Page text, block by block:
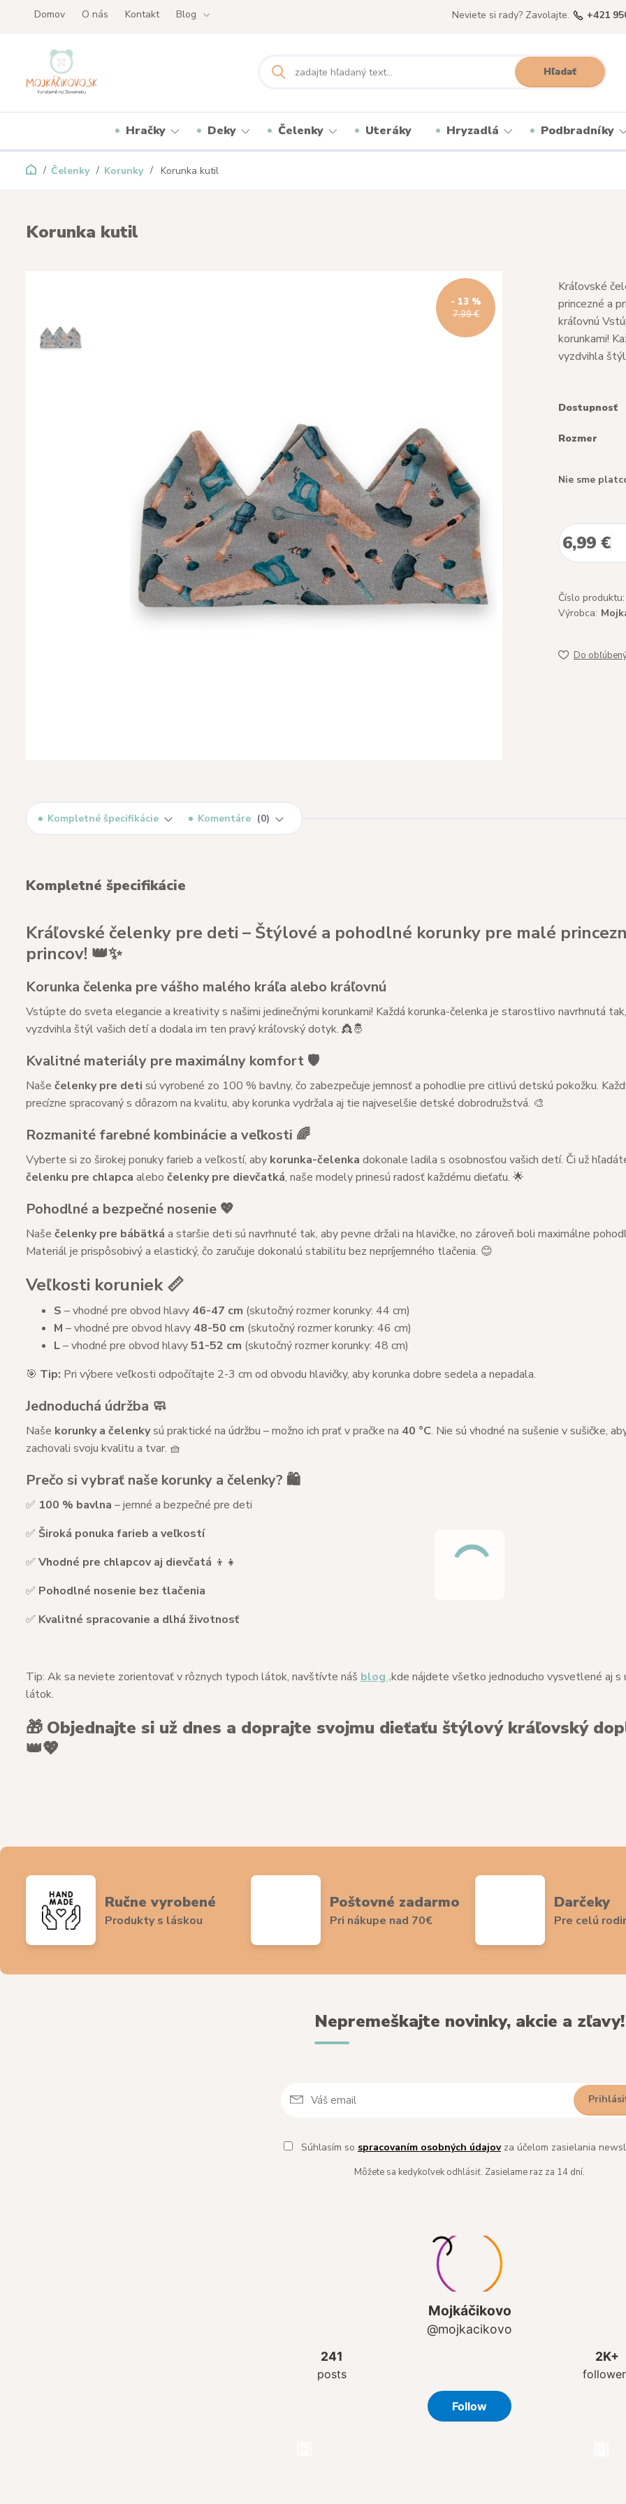
Domov O nás Kontakt Blog
Hľadať
Neviete si rady? Zavolajte. +421
Hračky Deky Čelenky Uteráky Hryzadlá Podbradníky
Čelenky Korunky Korunka kutil
Korunka kutil
7,99 €
- 13 %
Kráľovské
princezné a
kráľovnú
korunkami!
vyzdvihla
Dostupnosť
Rozmer
Nie sme
6,99 €
Číslo produktu:
Výrobca:
Do
Kompletné špecifikácie Komentáre 0
Kompletné špecifikácie
Kráľovské čelenky pre deti – Štýlové a pohodlné korunky pre malé
princov! 👑✨
Korunka čelenka pre vášho malého kráľa alebo kráľovnú
Vstúpte do sveta elegancie a kreativity s našimi jedinečnými korunkami! Každá korunka-čelenka je starostlivo navrhnutá
vyzdvihla štýl vašich detí a dodala im ten pravý kráľovský dotyk. 👸🤴
Kvalitné materiály pre maximálny komfort 🛡️
Naše čelenky pre deti sú vyrobené zo 100 % bavlny, čo zabezpečuje jemnosť a pohodlie pre citlivú detskú pokožku.
precízne spracovaný s dôrazom na kvalitu, aby korunka vydržala aj tie najveselšie detské dobrodružstvá. 🎨
Rozmanité farebné kombinácie a veľkosti 🌈
Vyberte si zo širokej ponuky farieb a veľkostí, aby korunka-čelenka dokonale ladila s osobnosťou vašich detí. Či už
čelenku pre chlapca alebo čelenky pre dievčatká, naše modely prinesú radosť každému dieťaťu. 🌟
Pohodlné a bezpečné nosenie 💖
Naše čelenky pre bábätká a staršie deti sú navrhnuté tak, aby pevne držali na hlavičke, no zároveň boli maximálne
Materiál je prispôsobivý a elastický, čo zaručuje dokonalú stabilitu bez nepríjemného tlačenia. 😊
Veľkosti koruniek 📏
S – vhodné pre obvod hlavy 46-47 cm (skutočný rozmer korunky: 44 cm)
M – vhodné pre obvod hlavy 48-50 cm (skutočný rozmer korunky: 46 cm)
L– vhodné pre obvod hlavy 51-52 cm (skutočný rozmer korunky: 48 cm)
🎯 Tip: Pri výbere veľkosti odpočítajte 2-3 cm od obvodu hlavičky, aby korunka dobre sedela a nepadala.
Jednoduchá údržba 🧼
Naše korunky a čelenkysú praktické na údržbu – možno ich prať v pračke na 40 °C. Nie sú vhodné na sušenie v sušičke,
zachovali svoju kvalitu a tvar. 🧺
Prečo si vybrať naše korunky a čelenky? 🛍️
✅ 100 % bavlna – jemné a bezpečné pre deti
✅ Široká ponuka farieb a veľkostí
✅ Vhodné pre chlapcov aj dievčatá 👦👧
✅ Pohodlné nosenie bez tlačenia
✅ Kvalitné spracovanie a dlhá životnosť
Tip: Ak sa neviete zorientovať v rôznych typoch látok, navštívte náš blog ,kde nájdete všetko jednoducho vysvetlené aj s
látok.
🎁 Objednajte si už dnes a doprajte svojmu dieťaťu štýlový kráľovský
👑💖
Ručne vyrobené
Produkty s láskou
Poštovné zadarmo
Pri nákupe nad 70€
Darčeky
Pre celú
Nepremeškajte novinky, akcie a zľavy!
Súhlasím so spracovaním osobných údajovza účelom zasielania
Môžete sa kedykoľvek odhlásiť. Zasielame raz za 14 dní.